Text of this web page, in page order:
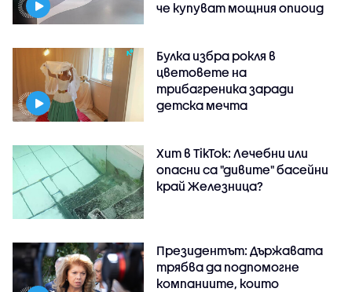
че купуват мощния опиоид
Булка избра рокля в
цветовете на
трибагреника заради
детска мечта
Хит в TikTok: Лечебни или
опасни са "дивите" басейни
край Железница?
Президентът: Държавата
трябва да подпомогне
компаниите, които